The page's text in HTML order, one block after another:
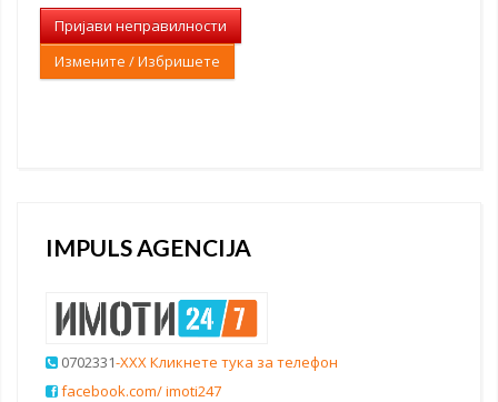
Пријави неправилности
Измените / Избришете
IMPULS AGENCIJA
0702331-XXX Кликнете тука за телефон
facebook.com/ imoti247